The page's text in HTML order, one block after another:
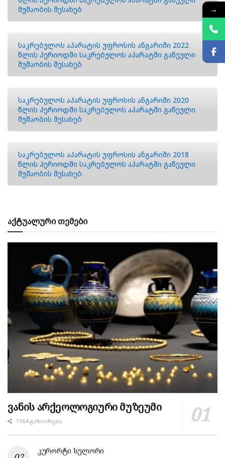
მუშაობის შესახებ
საკრებულოს აპარატის უფროსის ანგარიში 2022
წლის პერიოდში საკრებულოს აპარატში გაწეული
მუშაობის შესახებ
საკრებულოს აპარატის უფროსის ანგარიში 2020
წლის პერიოდში საკრებულოს აპარატში გაწეული
მუშაობის შესახებ
საკრებულოს აპარატის უფროსის ანგარიში 2018
წლის პერიოდში საკრებულოს აპარატში გაწეული
მუშაობის შესახებ
აქტუალური თემები
ვანის არქეოლოგიური მუზეუმი
1164 ᲒᲐᲖᲘᲐᲠᲔᲑᲐ
კურორტი სულორი
→